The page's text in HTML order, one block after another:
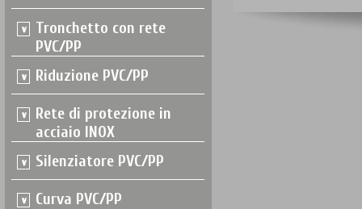
Tronchetto con rete
PVC/PP
Riduzione PVC/PP
Rete di protezione in
acciaio INOX
Silenziatore PVC/PP
Curva PVC/PP